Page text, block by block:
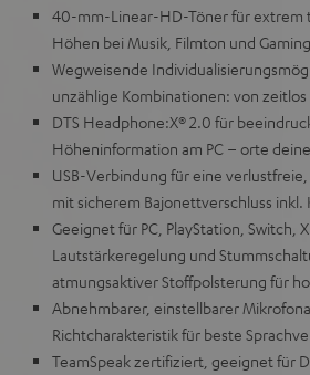
40-mm-Linear-HD-Töner für extrem
Höhen bei Musik, Filmton und
Wegweisende
unzählige Kombinationen: von
DTS Headphone:X® 2.0 für
Höheninformation am PC – orte
USB-Verbindung für eine
mit sicherem Bajonettverschluss inkl.
Geeignet für PC, PlayStation,
Lautstärkeregelung und
atmungsaktiver Stoffpolsterung für
Abnehmbarer, einstellbarer
Richtcharakteristik für beste
TeamSpeak zertifiziert, geeignet für